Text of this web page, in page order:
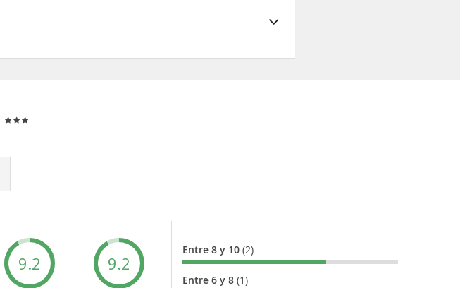
9.2 9.2
Entre 8 y 10 (2)
Entre 6 y 8 (1)